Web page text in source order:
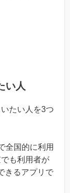
い人
たい人を3つ
全国的に利用
も利用者が
きるアプリで